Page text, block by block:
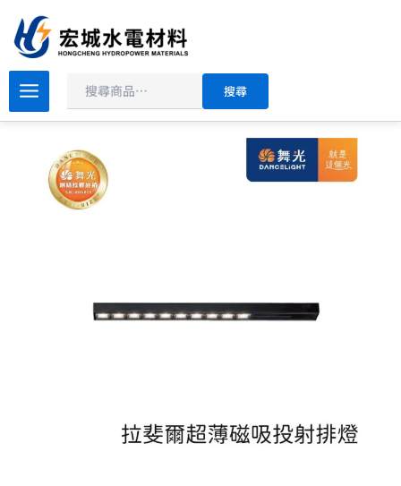
要
容
尋
搜尋
價
範
NT$660
舞
光
拉